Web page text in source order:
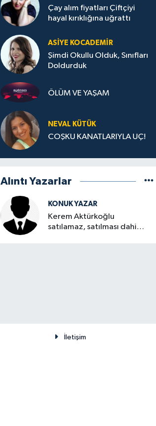
Çay alım fiyatları Çiftçiyi
hayal kırıklığına uğrattı
ASIYE KOCADEMİR
Şimdi Okullu Olduk, Sınıfları
Doldurduk
ÖLÜM VE YAŞAM
NEVAL KÜTÜK
COŞKU KANATLARIYLA UÇ!
Alıntı Yazarlar
KONUK YAZAR
Kerem Aktürkoğlu
satılamaz, satılması dahi
İletişim